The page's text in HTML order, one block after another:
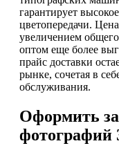
гарантирует
цветопередачи.
увеличением общего
оптом еще более
прайс доставки
рынке, сочетая в
обслуживания.
Оформить
фотографий